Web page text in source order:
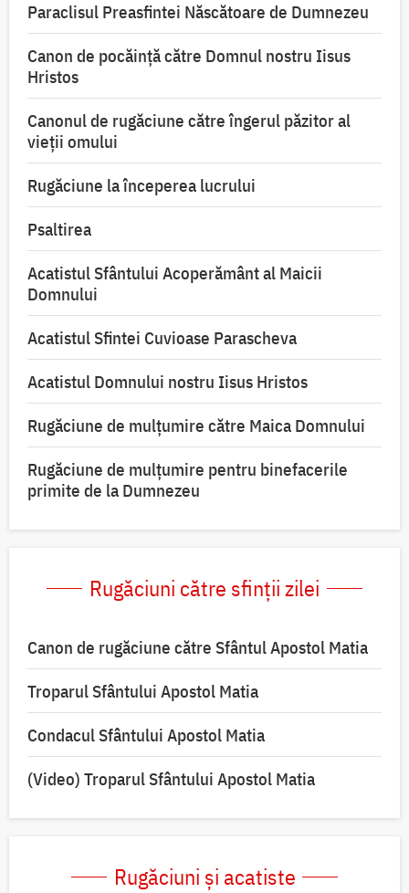
Paraclisul Preasfintei Născătoare de Dumnezeu
Canon de pocăință către Domnul nostru Iisus
Hristos
Canonul de rugăciune către îngerul păzitor al
vieții omului
Rugăciune la începerea lucrului
Psaltirea
Acatistul Sfântului Acoperământ al Maicii
Domnului
Acatistul Sfintei Cuvioase Parascheva
Acatistul Domnului nostru Iisus Hristos
Rugăciune de mulţumire către Maica Domnului
Rugăciune de mulțumire pentru binefacerile
primite de la Dumnezeu
Rugăciuni către sfinții zilei
Canon de rugăciune către Sfântul Apostol Matia
Troparul Sfântului Apostol Matia
Condacul Sfântului Apostol Matia
(Video) Troparul Sfântului Apostol Matia
Rugăciuni și acatiste